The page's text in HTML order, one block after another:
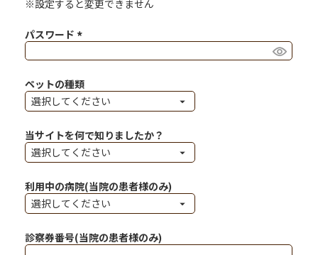
※設定すると変更できません
パスワード
ペットの種類
当サイトを何で知りましたか？
利用中の病院(当院の患者様のみ)
診察券番号(当院の患者様のみ)